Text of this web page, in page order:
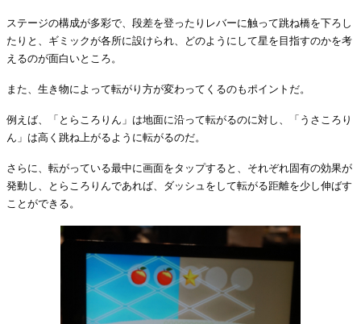
ステージの構成が多彩で、段差を登ったりレバーに触って跳ね橋を下ろし
たりと、ギミックが各所に設けられ、どのようにして星を目指すのかを考
えるのが面白いところ。
また、生き物によって転がり方が変わってくるのもポイントだ。
例えば、「とらころりん」は地面に沿って転がるのに対し、「うさころり
ん」は高く跳ね上がるように転がるのだ。
さらに、転がっている最中に画面をタップすると、それぞれ固有の効果が
発動し、とらころりんであれば、ダッシュをして転がる距離を少し伸ばす
ことができる。